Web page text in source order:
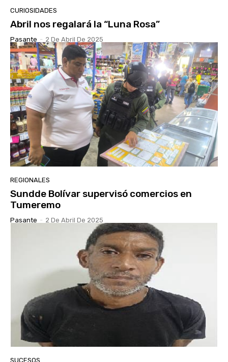
CURIOSIDADES
Abril nos regalará la “Luna Rosa”
Pasante - 2 De Abril De 2025
REGIONALES
Sundde Bolívar supervisó comercios en
Tumeremo
Pasante - 2 De Abril De 2025
SUCESOS